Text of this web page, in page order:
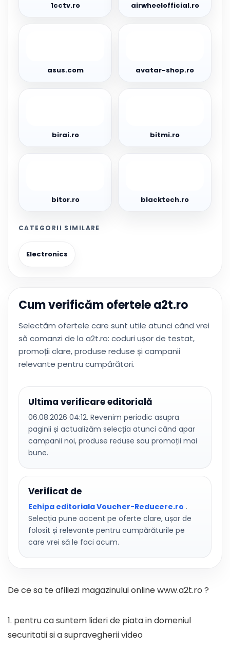
1cctv.ro airwheelofficial.ro
asus.com avatar-shop.ro
birai.ro bitmi.ro
bitor.ro blacktech.ro
CATEGORII SIMILARE
Electronics
Cum verificăm ofertele a2t.ro
Selectăm ofertele care sunt utile atunci când vrei
să comanzi de la a2t.ro: coduri ușor de testat,
promoții clare, produse reduse și campanii
relevante pentru cumpărători.
Ultima verificare editorială
06.08.2026 04:12. Revenim periodic asupra
paginii și actualizăm selecția atunci când apar
campanii noi, produse reduse sau promoții mai
bune.
Verificat de
Echipa editoriala Voucher-Reducere.ro .
Selecția pune accent pe oferte clare, ușor de
folosit și relevante pentru cumpărăturile pe
care vrei să le faci acum.
De ce sa te afiliezi magazinului online www.a2t.ro ?
1. pentru ca suntem lideri de piata in domeniul
securitatii si a supravegherii video